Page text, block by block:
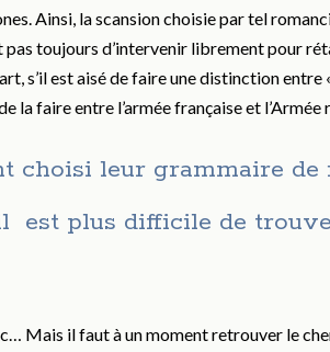
Ainsi, la scansion choisie par tel
pas toujours d’intervenir librement pour
s’il est aisé de faire une distinction
la faire entre l’armée française et l’Armée
choisi leur grammaire de
est plus difficile de
Mais il faut à un moment retrouver le